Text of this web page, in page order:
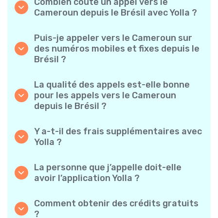
Cameroun depuis le Brésil avec Yolla ?
abordables pour les appels vers le Cameroun.
Consultez simplement les tarifs les plus
récents dans l’application — sans frais
cachés, sans mauvaise surprise.
Puis-je appeler vers le Cameroun sur
des numéros mobiles et fixes depuis le
Brésil ?
vers des téléphones mobiles et des lignes
fixes vers le Cameroun en toute simplicité.
La qualité des appels est-elle bonne
pour les appels vers le Cameroun
depuis le Brésil ?
claire et fiable, pour que vos conversations
sonnent comme des appels locaux.
Y a-t-il des frais supplémentaires avec
Yolla ?
transparents, sans frais cachés — pas
d’abonnement mensuel obligatoire ni de frais
de connexion.
La personne que j’appelle doit-elle
avoir l’application Yolla ?
quel numéro, même si votre contact n’utilise
pas Yolla. Toutefois, les appels Yolla-à-Yolla
Comment obtenir des crédits gratuits
?